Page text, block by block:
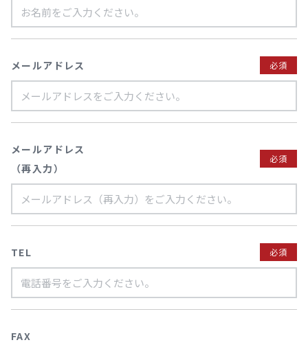
メールアドレス 必須
メールアドレス
（再入力）
必須
TEL 必須
FAX